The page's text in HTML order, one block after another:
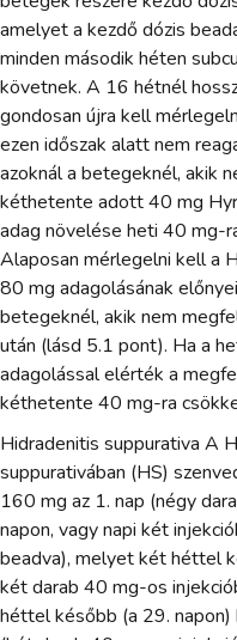
amelyet a kezdő dózis
minden második héten
követnek. A 16 hétnél
gondosan újra kell
ezen időszak alatt nem
azoknál a betegeknél, akik
kéthetente adott 40 mg
adag növelése heti 40 mg-
Alaposan mérlegelni kell a
80 mg adagolásának
betegeknél, akik nem
után (lásd 5.1 pont). Ha a
adagolással elérték a
kéthetente 40 mg-ra
Hidradenitis suppurativa A
suppurativában (HS)
160 mg az 1. nap (négy
napon, vagy napi két
beadva), melyet két héttel
két darab 40 mg-os
héttel később (a 29.